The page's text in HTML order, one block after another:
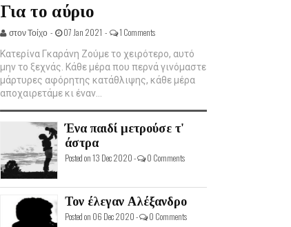
Για το αύριο
στον Τοίχο - 07 Jan 2021 - 1 Comments
Κατερίνα Γκαράνη Ζούμε το χειρότερο, αυτό
μην το ξεχνάς. Κάθε μέρα που περνά γινόμαστε
μάρτυρες αφόρητης κατάθλιψης, κάθε μέρα
αποχαιρετάμε κι έναν...
Ένα παιδί μετρούσε τ'
άστρα
Posted on 13 Dec 2020 - 0 Comments
Τον έλεγαν Αλέξανδρο
Posted on 06 Dec 2020 - 0 Comments